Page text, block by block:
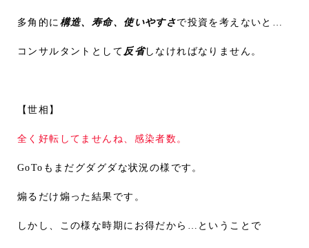
多角的に構造、寿命、使いやすさで投資を考えないと…
コンサルタントとして反省しなければなりません。
【世相】
全く好転してませんね、感染者数。
GoToもまだグダグダな状況の様です。
煽るだけ煽った結果です。
しかし、この様な時期にお得だから…ということで